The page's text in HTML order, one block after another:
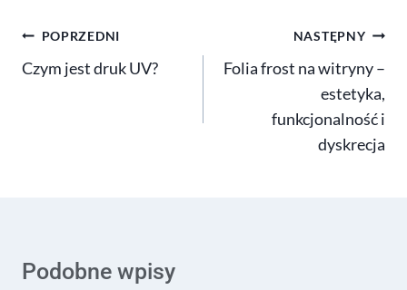
POPRZEDNI
Czym jest druk UV?
NASTĘPNY
Folia frost na witryny –
estetyka,
funkcjonalność i
dyskrecja
Podobne wpisy